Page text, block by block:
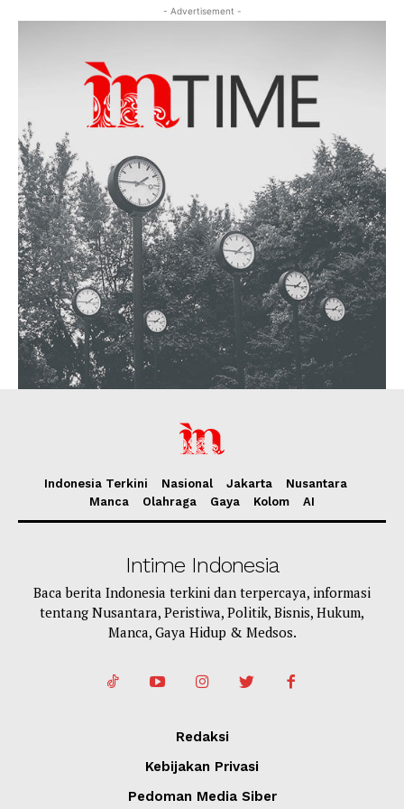
- Advertisement -
Indonesia Terkini Nasional Jakarta
Nusantara
Manca
Olahraga Gaya Kolom AI
Intime Indonesia
Baca berita Indonesia terkini dan terpercaya, informasi
tentang Nusantara, Peristiwa, Politik, Bisnis, Hukum,
Manca, Gaya Hidup & Medsos.
Redaksi
Kebijakan Privasi
Pedoman Media Siber